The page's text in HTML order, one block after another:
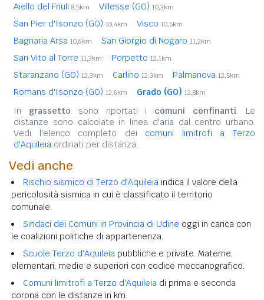
Aiello del Friuli 8,5km Villesse (GO) 10,3km
San Pier d'Isonzo (GO) 10,4km Visco 10,5km
Bagnaria Arsa 10,6km San Giorgio di Nogaro 11,2km
San Vito al Torre 11,3km Porpetto 12,1km
Staranzano (GO) 12,3km Carlino 12,3km Palmanova 12,5km
Romans d'Isonzo (GO) 12,6km Grado (GO) 13,8km
In grassetto sono riportati i comuni confinanti. Le
distanze sono calcolate in linea d'aria dal centro urbano.
Vedi l'elenco completo dei comuni limitrofi a Terzo
d'Aquileia ordinati per distanza.
Vedi anche
Rischio sismico di Terzo d'Aquileia indica il valore della
pericolosità sismica in cui è classificato il territorio
comunale.
Sindaci dei Comuni in Provincia di Udine oggi in carica con
le coalizioni politiche di appartenenza.
Scuole Terzo d'Aquileia pubbliche e private. Materne,
elementari, medie e superiori con codice meccanografico.
Comuni limitrofi a Terzo d'Aquileia di prima e seconda
corona con le distanze in km.